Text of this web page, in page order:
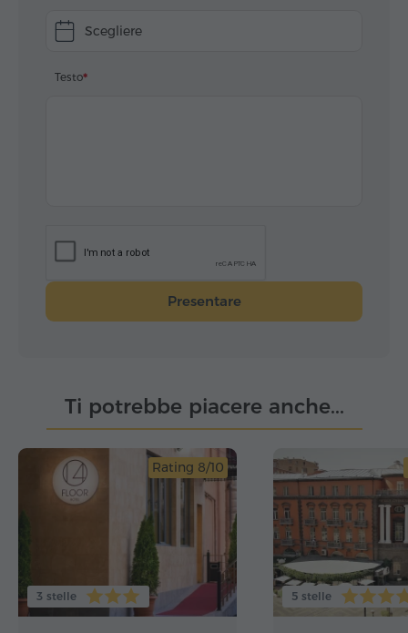
Scegliere
Testo
Presentare
Ti potrebbe piacere anche...
Rating 8/10
3 stelle 5 stelle